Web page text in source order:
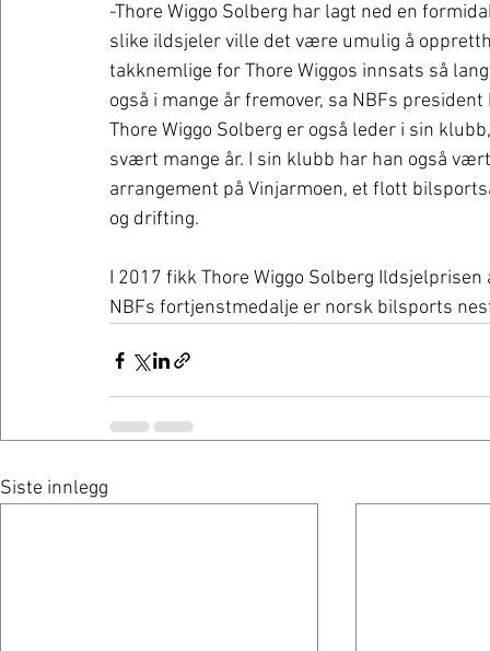
-Thore Wiggo Solberg har lagt ned en
slike ildsjeler ville det være umulig å
takknemlige for Thore Wiggos innsats så
også i mange år fremover, sa NBFs
Thore Wiggo Solberg er også leder i sin
svært mange år. I sin klubb har han også
arrangement på Vinjarmoen, et flott
og drifting.
I 2017 fikk Thore Wiggo Solberg
NBFs fortjenstmedalje er norsk bilsports
Siste innlegg